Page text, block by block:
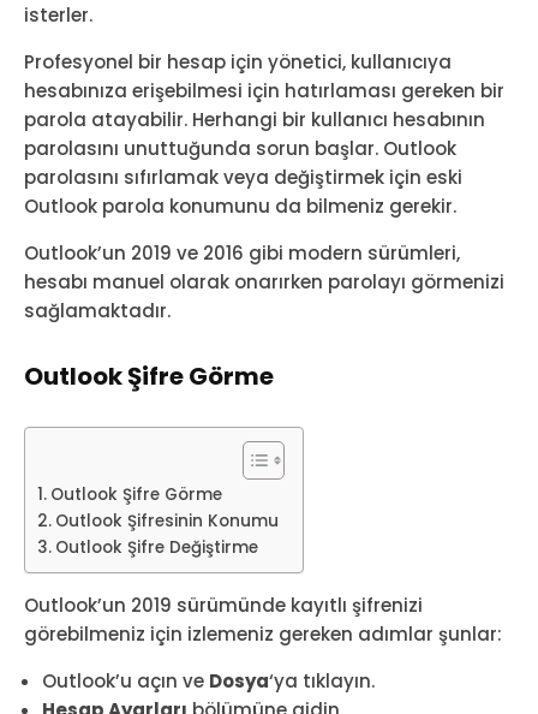
isterler.
Profesyonel bir hesap için yönetici, kullanıcıya
hesabınıza erişebilmesi için hatırlaması gereken bir
parola atayabilir. Herhangi bir kullanıcı hesabının
parolasını unuttuğunda sorun başlar. Outlook
parolasını sıfırlamak veya değiştirmek için eski
Outlook parola konumunu da bilmeniz gerekir.
Outlook’un 2019 ve 2016 gibi modern sürümleri,
hesabı manuel olarak onarırken parolayı görmenizi
sağlamaktadır.
Outlook Şifre Görme
Outlook Şifre Görme
Outlook Şifresinin Konumu
Outlook Şifre Değiştirme
Outlook’un 2019 sürümünde kayıtlı şifrenizi
görebilmeniz için izlemeniz gereken adımlar şunlar:
Outlook’u açın ve Dosya‘ya tıklayın.